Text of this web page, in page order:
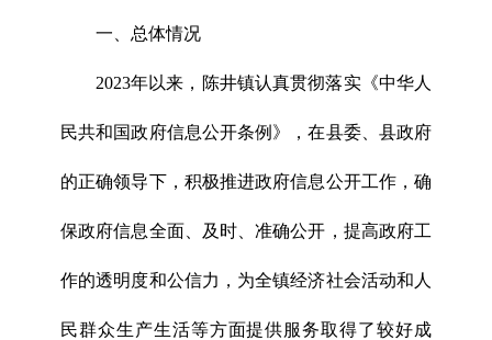
一、总体情况
2023年以来， 陈井镇认真贯彻落实《中华人
民共和国政府信息公开条例》，在县委、县政府
的正确领导下，积极推进政府信息公开工作，确
保政府信息全面、及时、准确公开，提高政府工
作的透明度和公信力，为全镇经济社会活动和人
民群众生产生活等方面提供服务取得了较好成